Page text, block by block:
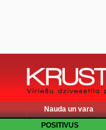
Nauda un vara
POSITIVUS